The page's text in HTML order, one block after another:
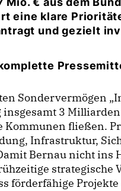
eine klare
und gezielt
Sondervermögen
3
Kommunen fließen.
Infrastruktur,
Bernau nicht ins
strategische
förderfähige